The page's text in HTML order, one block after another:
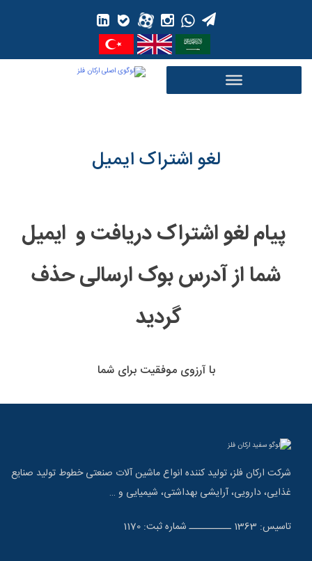
لغو اشتراک ایمیل
پیام لغو اشتراک دریافت و ایمیل
شما از آدرس بوک ارسالی حذف
گردید
با آرزوی موفقیت برای شما
شرکت ارکان فلز، تولید کننده انواع ماشین آلات صنعتی خطوط تولید صنایع
غذایی، دارویی، آرایشی بهداشتی، شیمیایی و …
تاسیس: 1363 ــــــــــ شماره ثبت: 1170